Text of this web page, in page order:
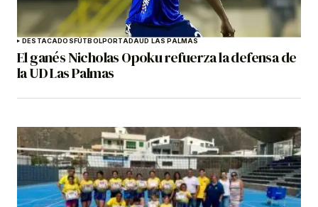
DESTACADOSFÚTBOLPORTADAUD LAS PALMAS
El ganés Nicholas Opoku refuerza la defensa de
la UD Las Palmas